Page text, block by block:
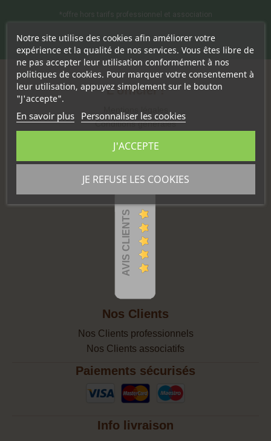
Notre site utilise des cookies afin améliorer votre
expérience et la qualité de nos services. Vous êtes libre de
ne pas accepter leur utilisation conformément à nos
politiques de cookies. Pour marquer votre consentement à
leur utilisation, appuyez simplement sur le bouton
"J'accepte".
En savoir plus Personnaliser les cookies
JE REFUSE LES COOKIES
J'ACCEPTE
*offre hors tarifs professionnel et association
L'officiel !
Mentions légales
Conditions générales
Politique de confidentialité
AVIS CLIENTS
Nos Clients
Nos Clients professionnels
Nos Clients associatifs
Paiements sécurisés
Info livraison